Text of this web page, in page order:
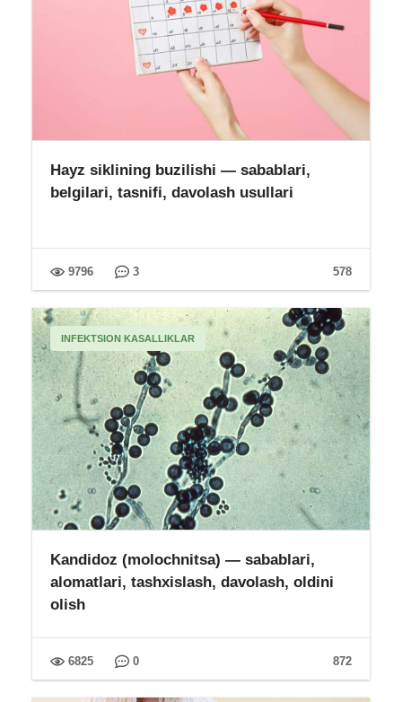
Hayz siklining buzilishi — sabablari,
belgilari, tasnifi, davolash usullari
578
9796 3
INFEKTSION KASALLIKLAR
Kandidoz (molochnitsa) — sabablari,
alomatlari, tashxislash, davolash, oldini
olish
872
6825 0